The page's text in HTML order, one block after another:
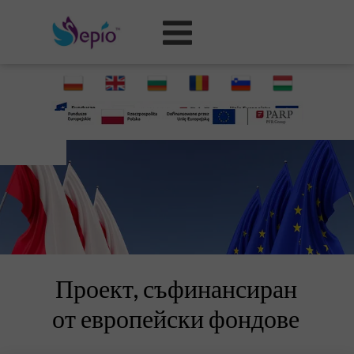
Проект, съфинансиран
от европейски фондове